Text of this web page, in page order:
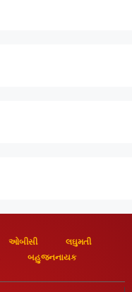
ઓબીસી
લઘુમતી
બહુજનનાયક